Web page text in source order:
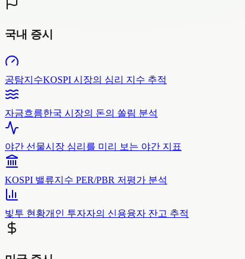
국내 증시
공탐지수KOSPI 시장의 심리 지수 추적
자금흐름한국 시장의 돈의 쏠림 분석
야간 선물시장 심리를 미리 보는 야간 지표
KOSPI 밸류지수 PER/PBR 저평가 분석
빛투 현황개인 투자자의 신용융자 잔고 추적